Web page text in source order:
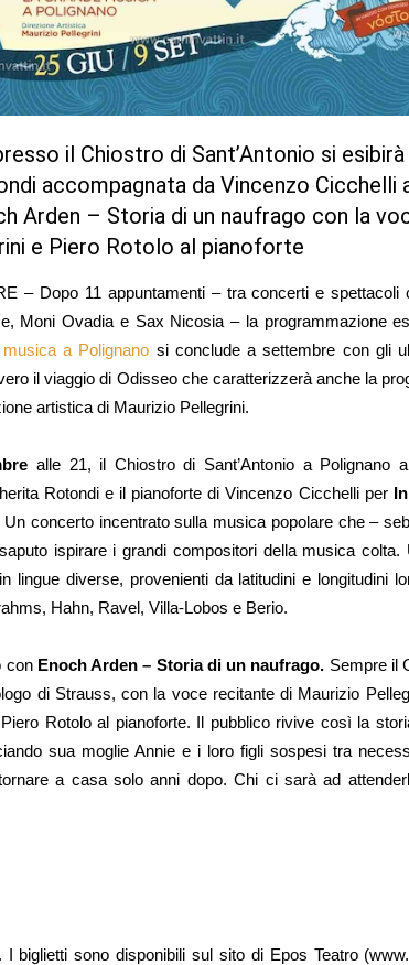
il Chiostro di Sant’Antonio si
accompagnata da Vincenzo Cicchelli
Arden – Storia di un naufrago con la
e Piero Rotolo al pianoforte
– Dopo 11 appuntamenti – tra concerti e
Moni Ovadia e Sax Nicosia – la programmazione
a Polignano si conclude a settembre con gli
il viaggio di Odisseo che caratterizzerà anche la
artistica di Maurizio Pellegrini.
alle 21, il Chiostro di Sant’Antonio a Polignano
Rotondi e il pianoforte di Vincenzo Cicchelli per
Un concerto incentrato sulla musica popolare che –
ispirare i grandi compositori della musica colta.
lingue diverse, provenienti da latitudini e longitudini
Hahn, Ravel, Villa-Lobos e Berio.
con Enoch Arden – Storia di un naufrago. Sempre il
di Strauss, con la voce recitante di Maurizio
Rotolo al pianoforte. Il pubblico rivive così la
sua moglie Annie e i loro figli sospesi tra
a casa solo anni dopo. Chi ci sarà ad
I biglietti sono disponibili sul sito di Epos Teatro